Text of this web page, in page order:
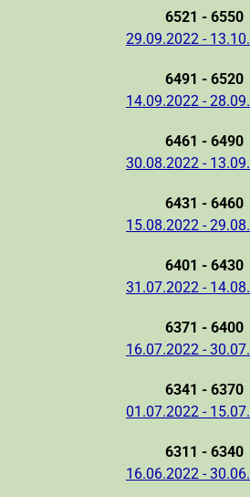
6521 - 6550
29.09.2022 -
6491 - 6520
14.09.2022 -
6461 - 6490
30.08.2022 -
6431 - 6460
15.08.2022 -
6401 - 6430
31.07.2022 -
6371 - 6400
16.07.2022 -
6341 - 6370
01.07.2022 -
6311 - 6340
16.06.2022 -